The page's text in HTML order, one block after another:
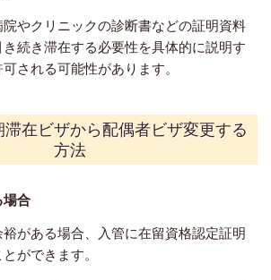
やクリニックの診断書などの証明資料
続き滞在する必要性を具体的に説明す
される可能性があります。
在ビザから配偶者ビザ変更する
方法
場合
がある場合、入管に在留資格認定証明
ができます。